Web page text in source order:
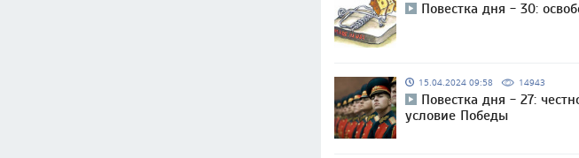
Повестка дня - 30:
15.04.2024 09:58 14943
Повестка дня - 27:
условие Победы